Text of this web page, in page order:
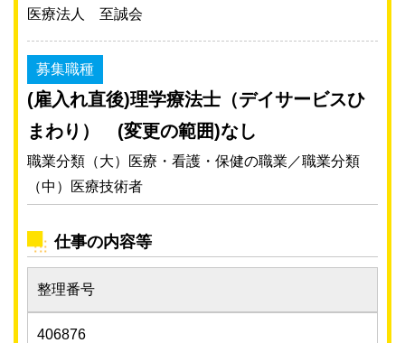
医療法人 至誠会
募集職種
(雇入れ直後)理学療法士（デイサービスひ
まわり） (変更の範囲)なし
職業分類（大）医療・看護・保健の職業／職業分類
（中）医療技術者
仕事の内容等
整理番号
406876